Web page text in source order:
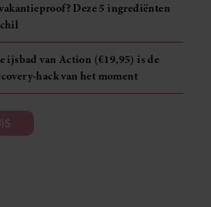
Deze 5 ingrediënten
ijsbad van Action (€19,95) is de
hack van het moment